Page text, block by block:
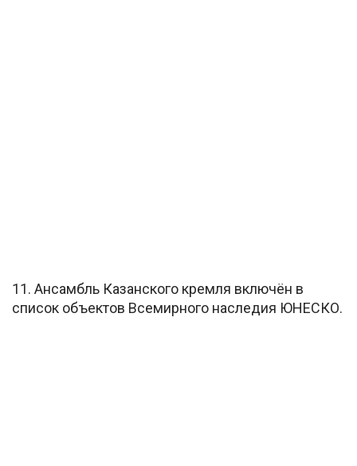
11. Ансамбль Казанского кремля включён в
список объектов Всемирного наследия ЮНЕСКО.